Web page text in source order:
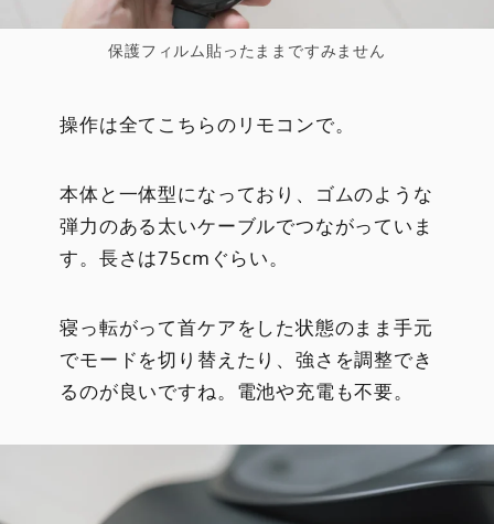
保護フィルム貼ったままですみません
操作は全てこちらのリモコンで。
本体と一体型になっており、ゴムのような
弾力のある太いケーブルでつながっていま
す。長さは75cmぐらい。
寝っ転がって首ケアをした状態のまま手元
でモードを切り替えたり、強さを調整でき
るのが良いですね。電池や充電も不要。